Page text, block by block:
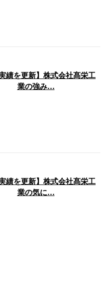
績を更新】株式会社髙栄工
業の強み…
績を更新】株式会社髙栄工
業の気に…